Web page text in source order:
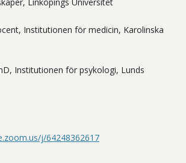
Institutionen för medicin, Karolinska
Institutionen för psykologi, Lunds
j/64248362617